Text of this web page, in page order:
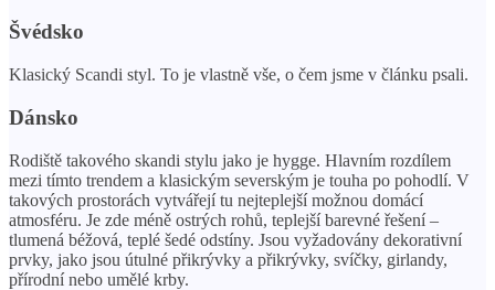
Švédsko
Klasický Scandi styl. To je vlastně vše, o čem jsme v článku psali.
Dánsko
Rodiště takového skandi stylu jako je hygge. Hlavním rozdílem
mezi tímto trendem a klasickým severským je touha po pohodlí. V
takových prostorách vytvářejí tu nejteplejší možnou domácí
atmosféru. Je zde méně ostrých rohů, teplejší barevné řešení –
tlumená béžová, teplé šedé odstíny. Jsou vyžadovány dekorativní
prvky, jako jsou útulné přikrývky a přikrývky, svíčky, girlandy,
přírodní nebo umělé krby.